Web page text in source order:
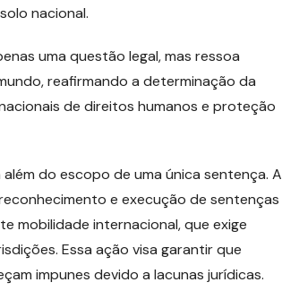
nacional.
uma questão legal, mas ressoa
reafirmando a determinação da
de direitos humanos e proteção
do escopo de uma única sentença. A
e execução de sentenças
mobilidade internacional, que exige
Essa ação visa garantir que
impunes devido a lacunas jurídicas.